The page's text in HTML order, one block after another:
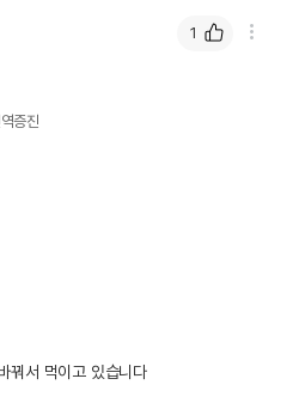
증진
꿔서 먹이고 있습니다
1